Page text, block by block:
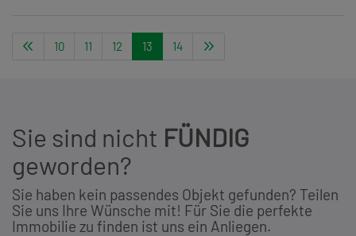
10 11 12 13 14
Sie sind nicht FÜNDIG
geworden?
Sie haben kein passendes Objekt gefunden? Teilen
Sie uns Ihre Wünsche mit! Für Sie die perfekte
Immobilie zu finden ist uns ein Anliegen.